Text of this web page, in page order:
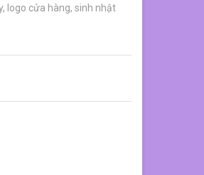
logo cửa hàng, sinh nhật